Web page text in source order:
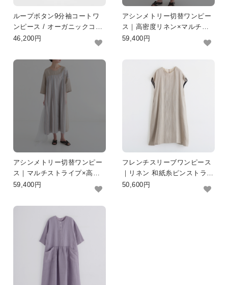
ループボタン9分袖コートワ
ンピース / オーガニックコッ
トン
46,200円
アシンメトリー切替ワンピー
ス｜高密度リネン×マルチス
トライプ
59,400円
アシンメトリー切替ワンピー
ス｜マルチストライプ×高密
度リネン
59,400円
フレンチスリーブワンピース
｜リネン 和紙糸ピンストライ
プ
50,600円